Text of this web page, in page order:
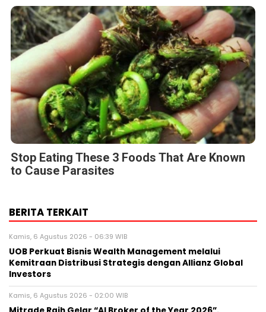
Stop Eating These 3 Foods That Are Known
to Cause Parasites
BERITA TERKAIT
Kamis, 6 Agustus 2026 - 06:39 WIB
UOB Perkuat Bisnis Wealth Management melalui
Kemitraan Distribusi Strategis dengan Allianz Global
Investors
Kamis, 6 Agustus 2026 - 02:00 WIB